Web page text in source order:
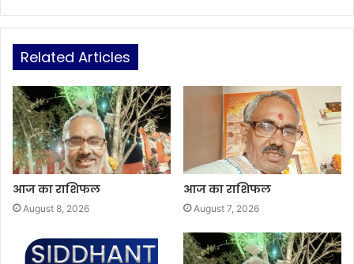
Related Articles
आज का राशिफल
August 8, 2026
आज का राशिफल
August 7, 2026